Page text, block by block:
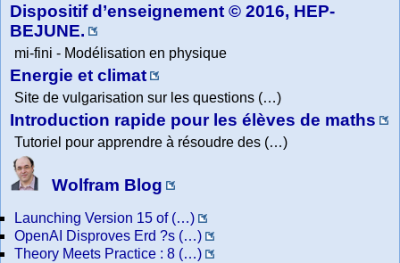
Dispositif d’enseignement © 2016, HEP-
BEJUNE.
mi-fini - Modélisation en physique
Energie et climat
Site de vulgarisation sur les questions (…)
Introduction rapide pour les élèves de maths
Tutoriel pour apprendre à résoudre des (…)
Wolfram Blog
Launching Version 15 of (…)
OpenAI Disproves Erd ?s (…)
Theory Meets Practice : 8 (…)